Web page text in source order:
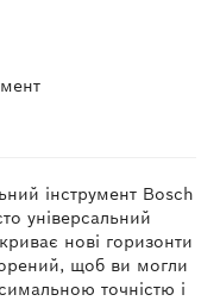
інструмент Bosch
універсальний
нові горизонти
щоб ви могли
точністю і